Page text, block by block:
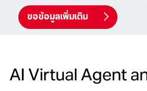
ขอข้อมูลเพิ่มเติม
AI Virtual Agent